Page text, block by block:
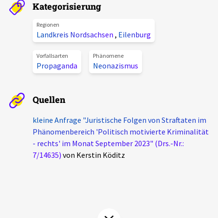
Aktuelles
Alle Beiträge
Veranstaltungen
Pressemitteilungen
Podcasts
Über uns
Projektbeschreibung
Unterstützer_innen
chronik.LE in der Presse
Kategorisierung
Regionen
Landkreis Nordsachsen , Eilenburg
Vorfallsarten
Propaganda
Phänomene
Neonazismus
Quellen
kleine Anfrage "Juristische Folgen von Straftaten im
Phänomenbereich 'Politisch motivierte Kriminalität
- rechts' im Monat September 2023" (Drs.-Nr.:
7/14635) von Kerstin Köditz